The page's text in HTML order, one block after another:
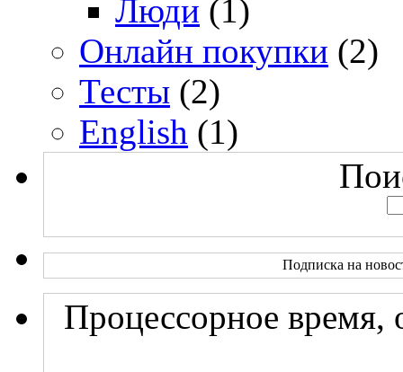
Люди (1)
Онлайн покупки (2)
Тесты (2)
English (1)
Подписка на
Процессорное время,